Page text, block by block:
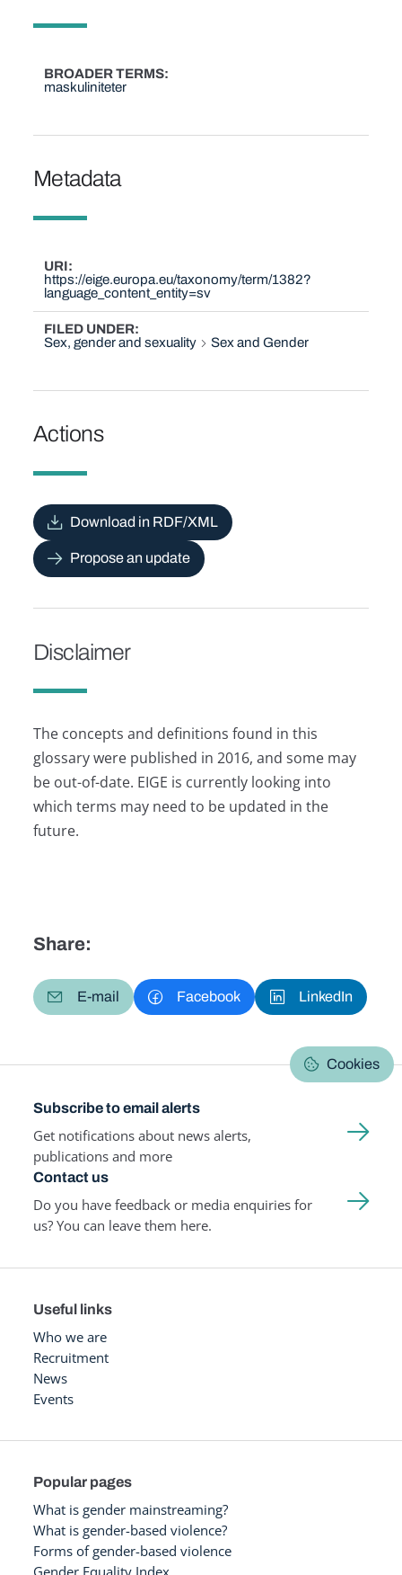
BROADER TERMS
maskuliniteter
Metadata
URI
https://eige.europa.eu/taxonomy/term/1382?
language_content_entity=sv
FILED UNDER
Sex, gender and sexuality
Sex and Gender
Actions
Download in RDF/XML
Propose an update
Disclaimer
The concepts and definitions found in this
glossary were published in 2016, and some may
be out-of-date. EIGE is currently looking into
which terms may need to be updated in the
future.
Share:
E-mail Facebook LinkedIn
Cookies
Subscribe to email alerts
Get notifications about news alerts,
publications and more
Contact us
Do you have feedback or media enquiries for
us? You can leave them here.
Useful links
Who we are
Recruitment
News
Events
Popular pages
What is gender mainstreaming?
What is gender-based violence?
Forms of gender-based violence